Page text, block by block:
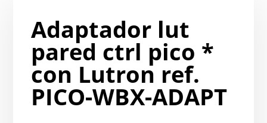
Adaptador lut
pared ctrl pico *
con Lutron ref.
PICO-WBX-ADAPT